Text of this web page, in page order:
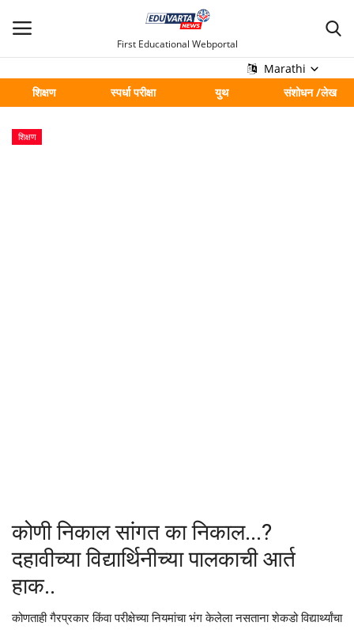
First Educational Webportal
Marathi
शिक्षण
स्पर्धा परीक्षा युथ संशोधन /लेख
मुख्य
Contact
गॅलरी
Language
English Marathi
शिक्षण
कोणी निकाल सांगत का निकाल...?
दहावीच्या विद्यार्थिनीच्या पालकाची आर्त
हाक..
कोणताही गैरप्रकार किंवा परीक्षेच्या नियमांचा भंग केलेला नसताना शेकडो विद्यार्थ्यांचा